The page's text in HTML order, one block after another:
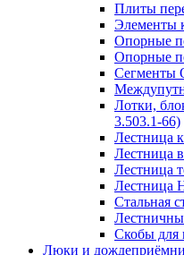
Плиты
Элементы
Опорные
Опорные
Лотки,
3.503.1-66)
Лестница
Лестница
Лестница
Лестница
Стальная
Скобы для
Люки и